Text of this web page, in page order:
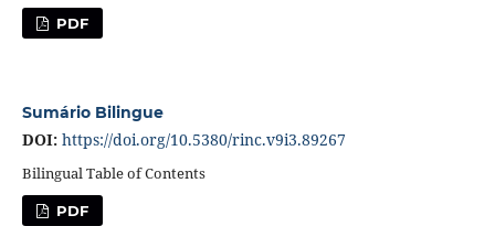
PDF
Sumário Bilingue
DOI: https://doi.org/10.5380/rinc.v9i3.89267
Bilingual Table of Contents
PDF